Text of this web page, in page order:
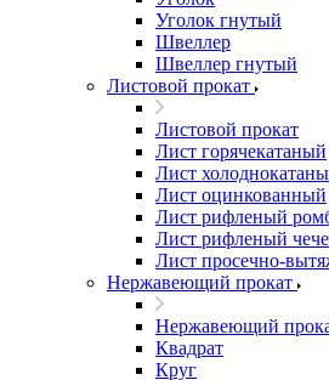
Уголок гнутый
Швеллер
Швеллер гнутый
Листовой прокат
Листовой прокат
Лист горячекатаный
Лист
Лист оцинкованный
Лист рифленый
Лист рифленый
Лист просечно-
Нержавеющий прокат
Нержавеющий
Квадрат
Круг